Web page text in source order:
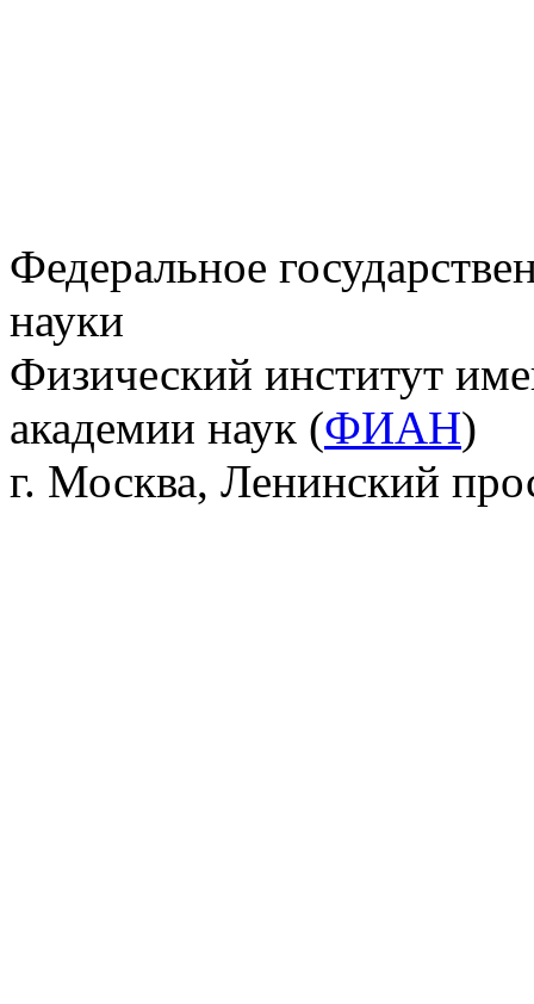
Федеральное
науки
Физический институт
академии наук (ФИАН)
г. Москва, Ленинский